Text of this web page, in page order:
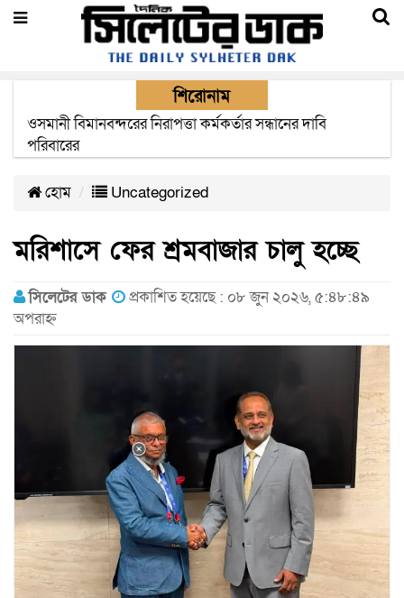
শিরোনাম
এক মাসের মধ্যে সিলেট-জাফলং রেললাইন নির্মাণ প্রকল্পের কাজ
দৃশ্যমান হবে- শ্রম মন্ত্রী
হোম Uncategorized
মরিশাসে ফের শ্রমবাজার চালু হচ্ছে
সিলেটের ডাক
প্রকাশিত হয়েছে : ০৮ জুন ২০২৬, ৫:৪৮:৪৯
অপরাহ্ন